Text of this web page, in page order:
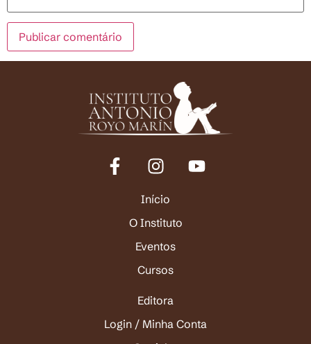
Início
O Instituto
Eventos
Cursos
Editora
Login / Minha Conta